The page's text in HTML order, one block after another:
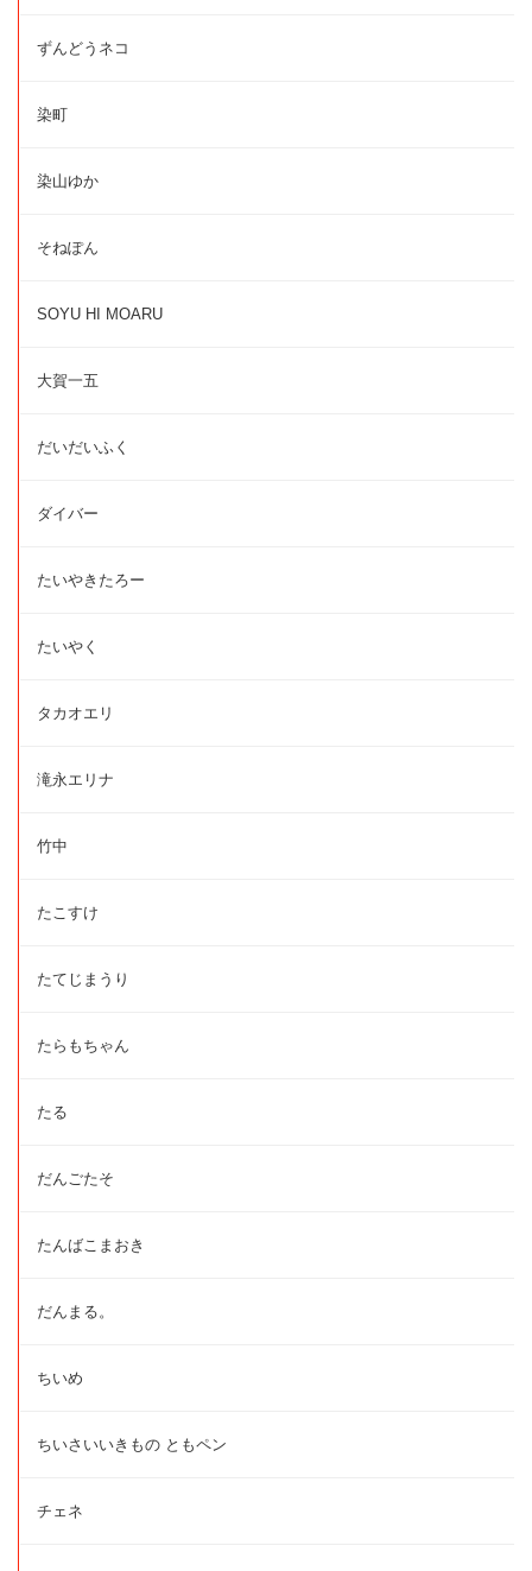
ずんどうネコ
染町
染山ゆか
そねぽん
SOYU HI MOARU
大賀一五
だいだいふく
ダイバー
たいやきたろー
たいやく
タカオエリ
滝永エリナ
竹中
たこすけ
たてじまうり
たらもちゃん
たる
だんごたそ
たんばこまおき
だんまる。
ちいめ
ちいさいいきもの ともペン
チェネ